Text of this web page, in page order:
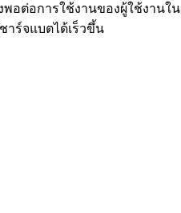
อต่อการใช้งานของผู้ใช้งานใน
าร์จแบตได้เร็วขึ้น